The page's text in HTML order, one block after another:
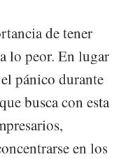
de tener
lo peor. En lugar
pánico durante
busca con esta
en los